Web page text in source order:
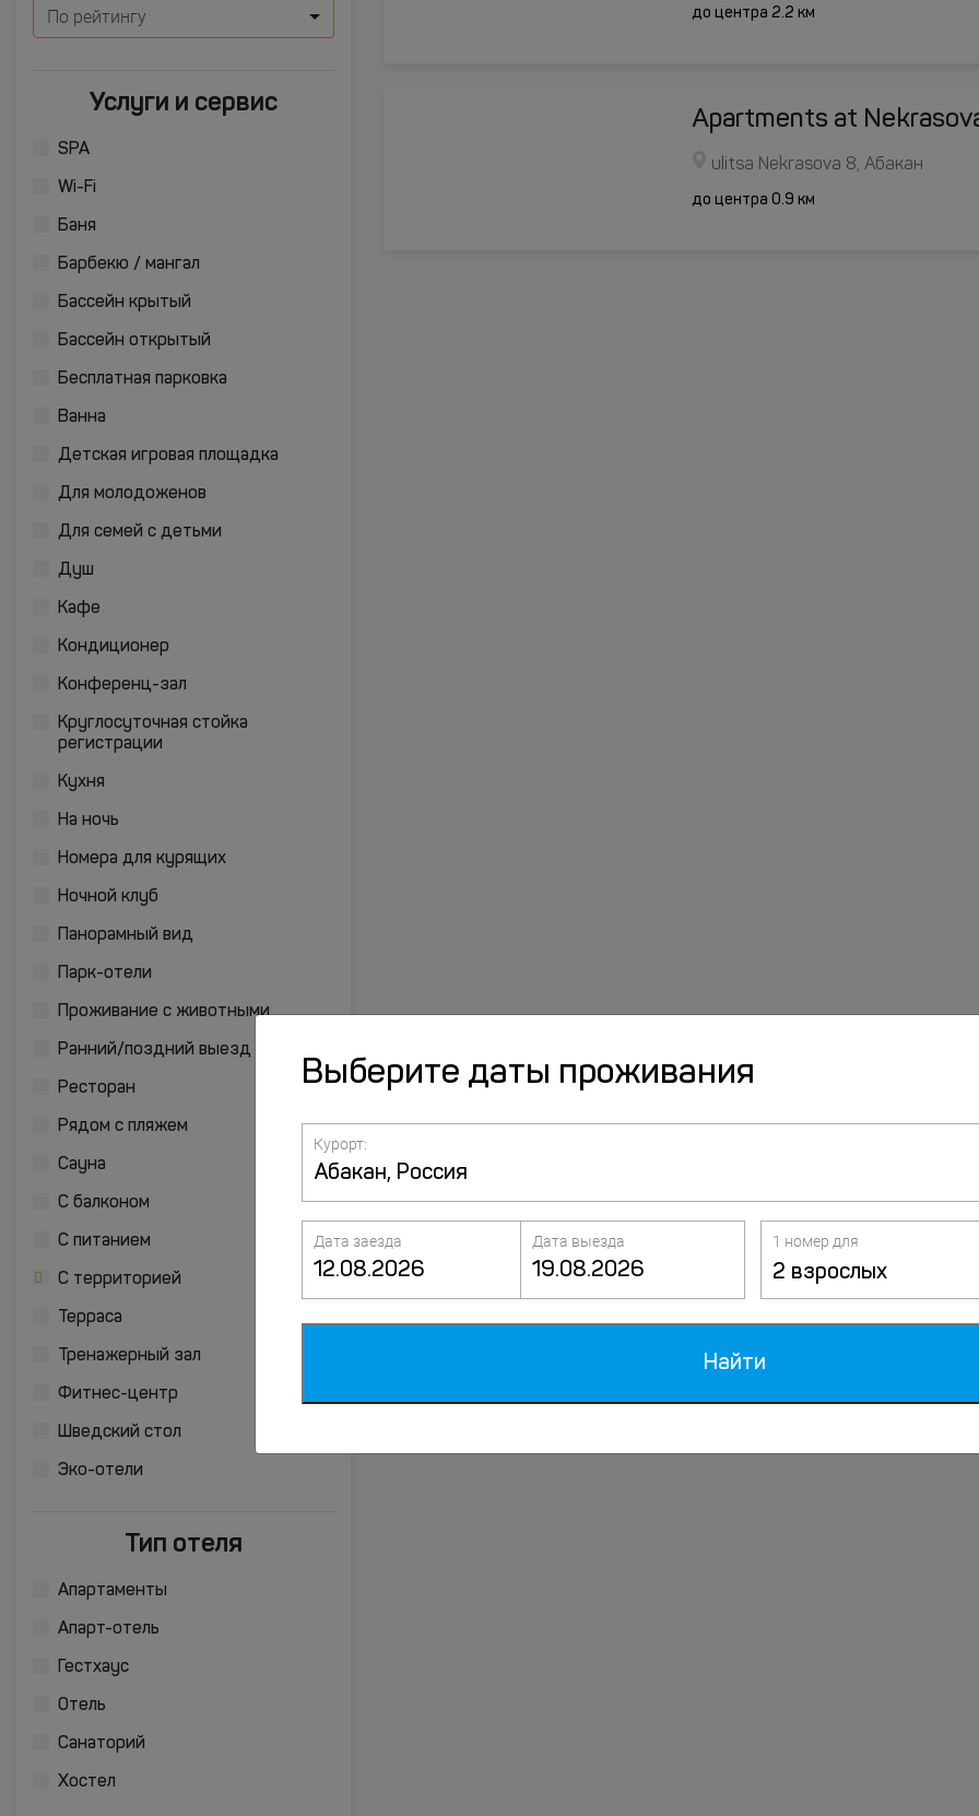
По рейтингу
Услуги и сервис
SPA
Wi-Fi
Баня
Барбекю / мангал
Бассейн крытый
Бассейн открытый
Бесплатная парковка
Ванна
Детская игровая площадка
Для молодоженов
Для семей с детьми
Душ
Кафе
Кондиционер
Конференц-зал
Круглосуточная стойка
регистрации
Кухня
На ночь
Номера для курящих
Ночной клуб
Панорамный вид
Парк-отели
Проживание с животными
Ранний/поздний выезд
Ресторан
Рядом с пляжем
Сауна
С балконом
С питанием
С территорией
Терраса
Тренажерный зал
Фитнес-центр
Шведский стол
Эко-отели
Тип отеля
Апартаменты
Апарт-отель
Гестхаус
Отель
Санаторий
Хостел
до центра 2.2 км
Apartments at
ulitsa Nekrasova 8, Абакан
до центра 0.9 км
Выберите даты проживания
Курорт:
Дата заезда Дата выезда 1 номер для
2 взрослых
Найти